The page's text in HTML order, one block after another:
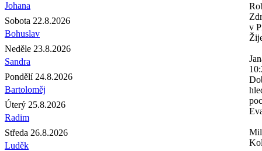
Johana
Sobota 22.8.2026
Bohuslav
Neděle 23.8.2026
Sandra
Pondělí 24.8.2026
Bartoloměj
Úterý 25.8.2026
Radim
Středa 26.8.2026
Luděk
v